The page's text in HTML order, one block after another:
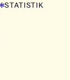
STATISTIK